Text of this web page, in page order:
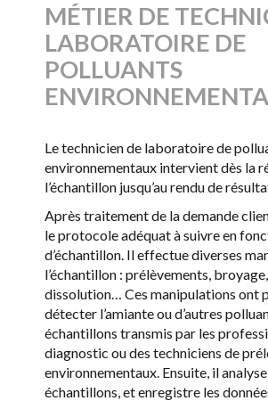
MÉTIER DE
LABORATOIRE DE
POLLUANTS
Le technicien de laboratoire de
environnementaux intervient dès la
l’échantillon jusqu’au rendu de
Après traitement de la demande
le protocole adéquat à suivre en
d’échantillon. Il effectue diverses
l’échantillon : prélèvements,
dissolution… Ces manipulations ont
détecter l’amiante ou d’autres
échantillons transmis par les
diagnostic ou des techniciens de
environnementaux. Ensuite, il
échantillons, et enregistre les